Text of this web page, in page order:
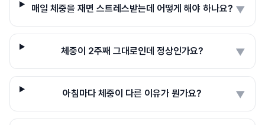
매일 체중을 재면 스트레스받는데 어떻게 해야 하나요? ▼
체중이 2주째 그대로인데 정상인가요? ▼
아침마다 체중이 다른 이유가 뭔가요? ▼